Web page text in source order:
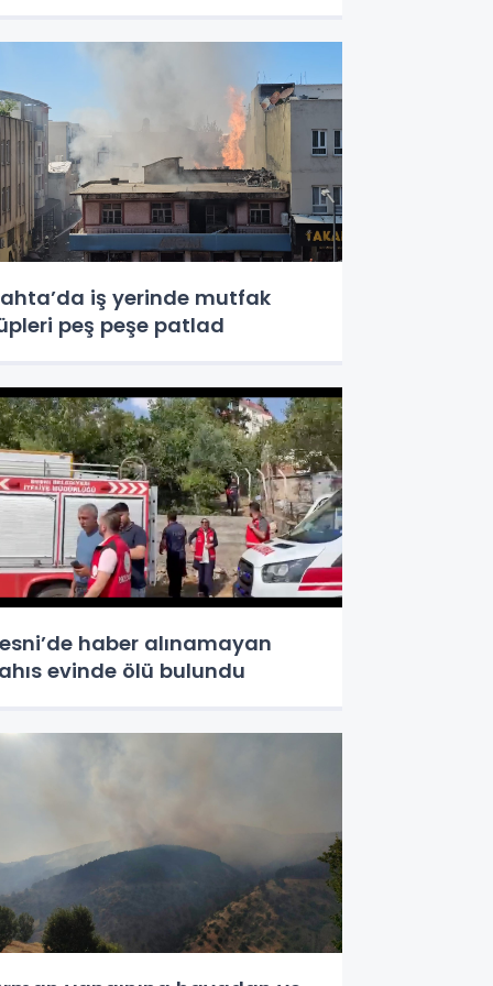
iş yerinde mutfak
peş peşe patlad
haber alınamayan
evinde ölü bulundu